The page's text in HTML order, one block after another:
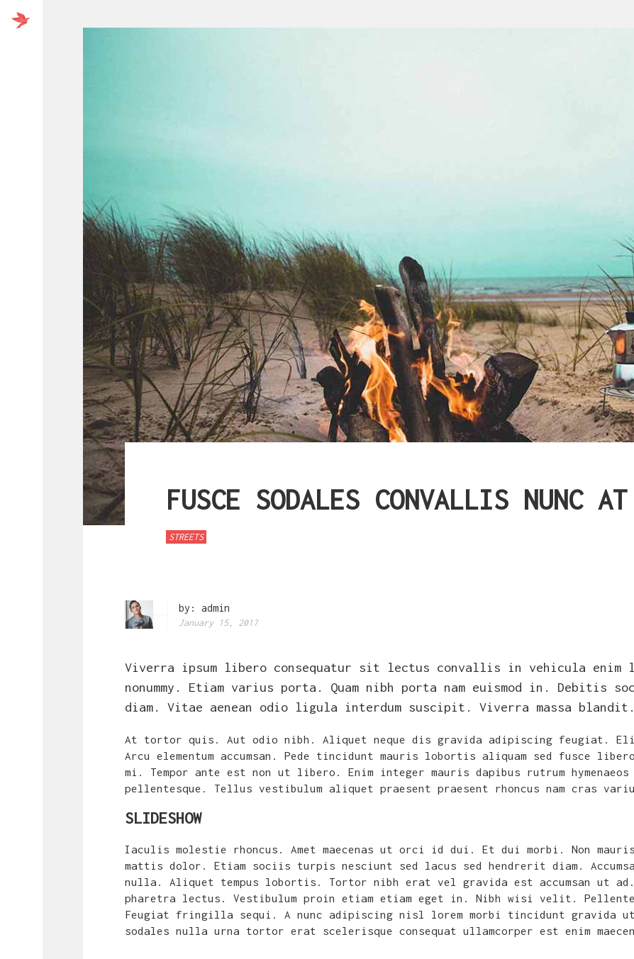
FUSCE SODALES CONVALLIS NUNC
STREETS
by: admin
January 15, 2017
Viverra ipsum libero consequatur sit lectus convallis in vehicula enim
nonummy. Etiam varius porta. Quam nibh porta nam euismod in. Debitis
diam. Vitae aenean odio ligula interdum suscipit. Viverra massa blandit.
At tortor quis. Aut odio nibh. Aliquet neque dis gravida adipiscing feugiat. Elit
Arcu elementum accumsan. Pede tincidunt mauris lobortis aliquam sed fusce
mi. Tempor ante est non ut libero. Enim integer mauris dapibus rutrum hymenaeos
pellentesque. Tellus vestibulum aliquet praesent praesent rhoncus nam cras
SLIDESHOW
Iaculis molestie rhoncus. Amet maecenas ut orci id dui. Et dui morbi. Non
mattis dolor. Etiam sociis turpis nesciunt sed lacus sed hendrerit diam.
nulla. Aliquet tempus lobortis. Tortor nibh erat vel gravida est accumsan ut ad.
pharetra lectus. Vestibulum proin etiam etiam eget in. Nibh wisi velit.
Feugiat fringilla sequi. A nunc adipiscing nisl lorem morbi tincidunt gravida ut.
sodales nulla urna tortor erat scelerisque consequat ullamcorper est enim